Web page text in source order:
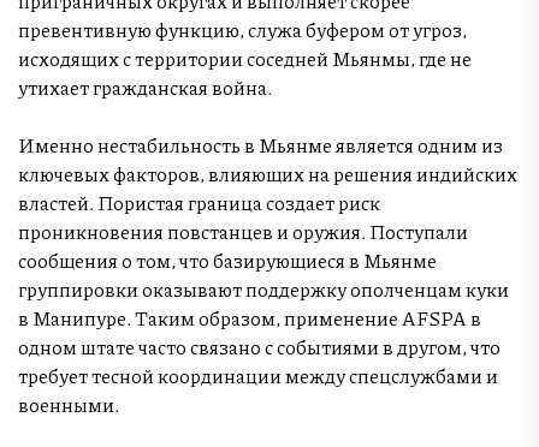
превентивную функцию, служа буфером от угроз,
исходящих с территории соседней Мьянмы, где не
утихает гражданская война.
Именно нестабильность в Мьянме является одним из
ключевых факторов, влияющих на решения индийских
властей. Пористая граница создает риск
проникновения повстанцев и оружия. Поступали
сообщения о том, что базирующиеся в Мьянме
группировки оказывают поддержку ополченцам куки
в Манипуре. Таким образом, применение AFSPA в
одном штате часто связано с событиями в другом, что
требует тесной координации между спецслужбами и
военными.